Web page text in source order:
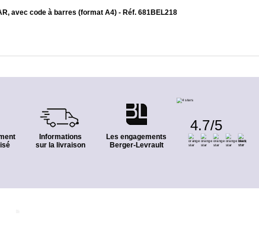
avec code à barres (format A4) - Réf. 681BEL218
Informations
sur la livraison
Les engagements
Berger-Levrault
4.7/5